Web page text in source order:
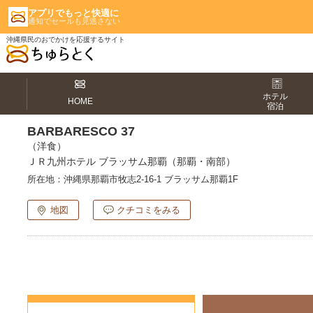
アプリでもっと快適に
通知でセールも見逃さない
沖縄県民のおでかけを応援するサイト
HOME
ホテル
宿泊
BARBARESCO 37
（洋食）
ＪＲ九州ホテル ブラッサム那覇（那覇・南部）
所在地： 沖縄県那覇市牧志2-16-1 ブラッサム那覇1F
地図 クチコミをみる